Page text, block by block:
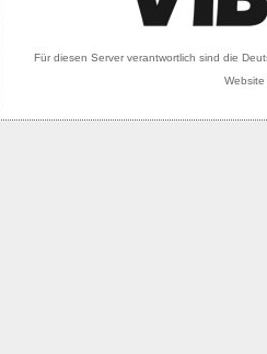
Für diesen Server verantwortlich sind die
Website